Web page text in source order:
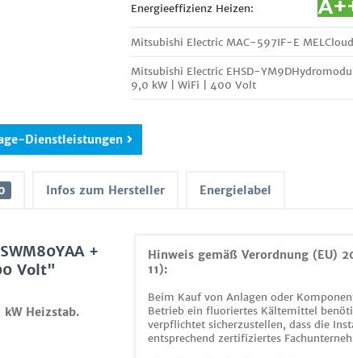
Energieeffizienz Heizen:
Mitsubishi Electric MAC-597IF-E
Mitsubishi Electric EHSD-
9,0 kW | WiFi | 400 Volt
Dienstleistungen
Infos zum Hersteller Energielabel
Hinweis gemäß Verordnung (EU)
11):
Beim Kauf von Anlagen oder
Betrieb ein fluoriertes Kältemittel
verpflichtet sicherzustellen, dass die
entsprechend zertifiziertes
+
Volt"
Heizstab.